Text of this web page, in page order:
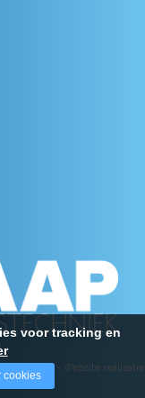
- Website realisatie
voor tracking en
cookies